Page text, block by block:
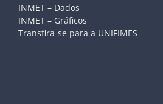
INMET – Dados
INMET – Gráficos
Transfira-se para a UNIFIMES